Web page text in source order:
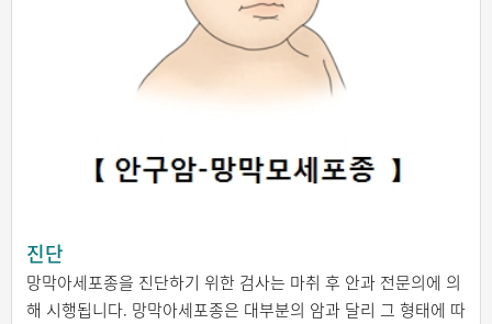
진단
망막아세포종을 진단하기 위한 검사는 마취 후 안과 전문의에 의
해 시행됩니다. 망막아세포종은 대부분의 암과 달리 그 형태에 따